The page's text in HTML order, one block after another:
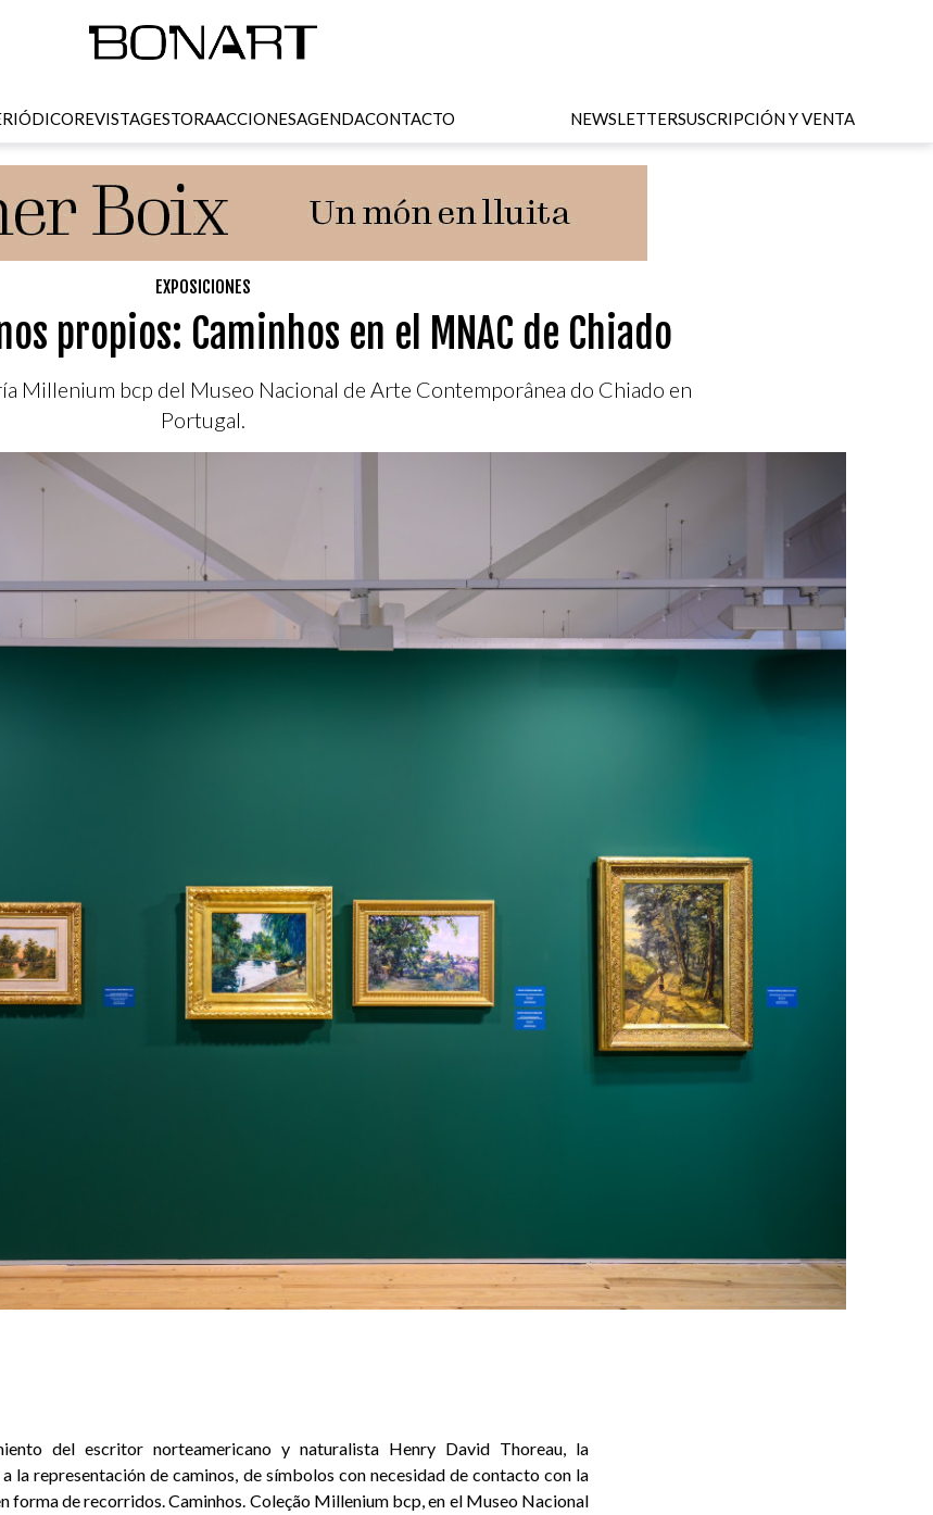
REVISTAGESTORAACCIONESAGENDACONTACTO NEWSLETTERSUSCRIPCIÓN Y VENTA
EXPOSICIONES
propios: Caminhos en el MNAC de Chiado
Millenium bcp del Museo Nacional de Arte Contemporânea do Chiado en
Portugal.
del escritor norteamericano y naturalista Henry David Thoreau, la
la representación de caminos, de símbolos con necesidad de contacto con la
forma de recorridos. Caminhos. Coleção Millenium bcp, en el Museo Nacional